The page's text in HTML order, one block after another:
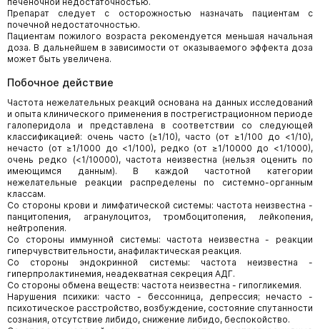
Препарат следует с осторожностью назначать пациентам с
почечной недостаточностью.
Пациентам пожилого возраста рекомендуется меньшая начальная
доза. В дальнейшем в зависимости от оказываемого эффекта доза
может быть увеличена.
Побочное действие
Частота нежелательных реакций основана на данных исследований
и опыта клинического применения в пострегистрационном периоде
галоперидола и представлена в соответствии со следующей
классификацией: очень часто (≥1/10), часто (от ≥1/100 до <1/10),
нечасто (от ≥1/1000 до <1/100), редко (от ≥1/10000 до <1/1000),
очень редко (<1/10000), частота неизвестна (нельзя оценить по
имеющимся данным). В каждой частотной категории
нежелательные реакции распределены по системно-органным
классам.
Со стороны крови и лимфатической системы: частота неизвестна -
панцитопения, агранулоцитоз, тромбоцитопения, лейкопения,
нейтропения.
Со стороны иммунной системы: частота неизвестна - реакции
гиперчувствительности, анафилактическая реакция.
Со стороны эндокринной системы: частота неизвестна -
гиперпролактинемия, неадекватная секреция АДГ.
Со стороны обмена веществ: частота неизвестна - гипогликемия.
Нарушения психики: часто - бессонница, депрессия; нечасто -
психотическое расстройство, возбуждение, состояние спутанности
сознания, отсутствие либидо, снижение либидо, беспокойство.